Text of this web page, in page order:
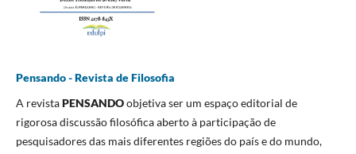
Pensando - Revista de Filosofia
A revistaPENSANDOobjetiva ser um espaço editorial de
rigorosa discussão filosófica aberto à participação de
pesquisadores das mais diferentes regiões do país e do mundo,